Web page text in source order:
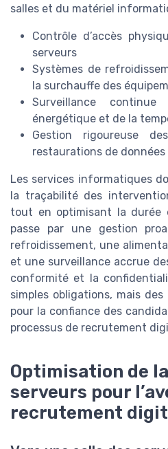
salles et du matériel
Contrôle d’accès
serveurs
Systèmes de
la surchauffe des
Surveillance
énergétique et de la
Gestion rigoureuse
restaurations de données
Les services informatiques
la traçabilité des
tout en optimisant la durée
passe par une gestion
refroidissement, une
et une surveillance accrue
conformité et la
simples obligations, mais
pour la confiance des
processus de recrutement
Optimisation de
serveurs pour
recrutement